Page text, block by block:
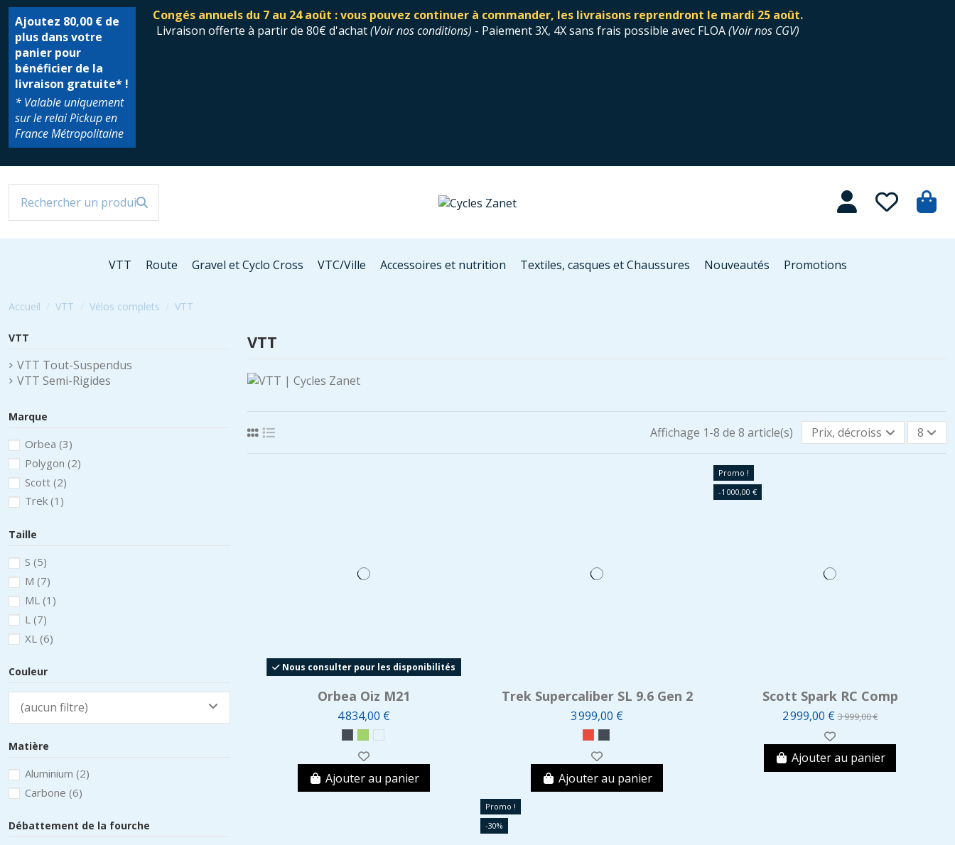
Ajoutez 80,00 € de
plus dans votre
panier pour
bénéficier de la
livraison gratuite* !
* Valable uniquement
sur le relai Pickup en
France Métropolitaine
Congés annuels du 7 au 24 août : vous pouvez continuer à commander, les livraisons reprendront le mardi 25 août.
Livraison offerte à partir de 80€ d'achat(Voir nos conditions) - Paiement 3X, 4X sans frais possible avec FLOA(Voir nos CGV)
VTT Route Gravel et Cyclo Cross VTC/Ville Accessoires et nutrition Textiles, casques et Chaussures Nouveautés Promotions
Accueil VTT Vélos complets VTT
VTT
Affichage 1-8 de 8 article(s) Prix, décroissant 8
Nous consulter pour les disponibilités
Orbea Oiz M21
4 834,00 €
Ajouter au panier
Trek Supercaliber SL 9.6 Gen 2
3 999,00 €
Ajouter au panier
Promo !
-1 000,00 €
Scott Spark RC Comp
2 999,00 €3 999,00 €
Ajouter au panier
Promo !
-30%
VTT
VTT Tout-Suspendus
VTT Semi-Rigides
Marque
Orbea (3)
Polygon (2)
Scott (2)
Trek (1)
Taille
S (5)
M (7)
ML (1)
L (7)
XL (6)
Couleur
(aucun filtre)
Matière
Aluminium (2)
Carbone (6)
Débattement de la fourche